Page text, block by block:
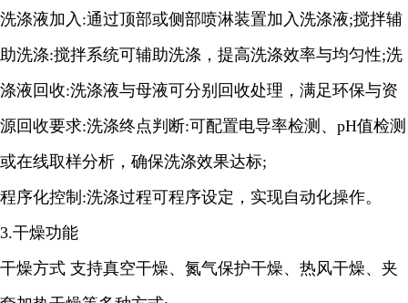
洗涤液加入:通过顶部或侧部喷淋装置加入洗涤液;搅拌辅
助洗涤:搅拌系统可辅助洗涤，提高洗涤效率与均匀性;洗
涤液回收:洗涤液与母液可分别回收处理，满足环保与资
源回收要求:洗涤终点判断:可配置电导率检测、pH值检测
或在线取样分析，确保洗涤效果达标;
程序化控制:洗涤过程可程序设定，实现自动化操作。
3.干燥功能
干燥方式 支持真空干燥、氮气保护干燥、热风干燥、夹